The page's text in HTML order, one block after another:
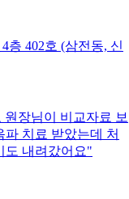
층 402호 (삼전동, 신
장님이 비교자료 보
치료 받았는데 처
도 내려갔어요"